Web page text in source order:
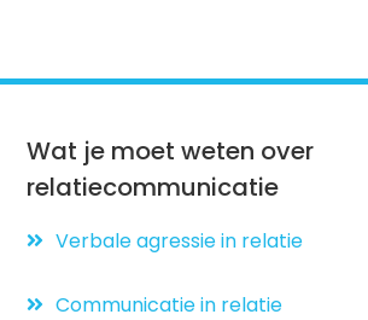
Wat je moet weten over
relatiecommunicatie
Verbale agressie in relatie
Communicatie in relatie